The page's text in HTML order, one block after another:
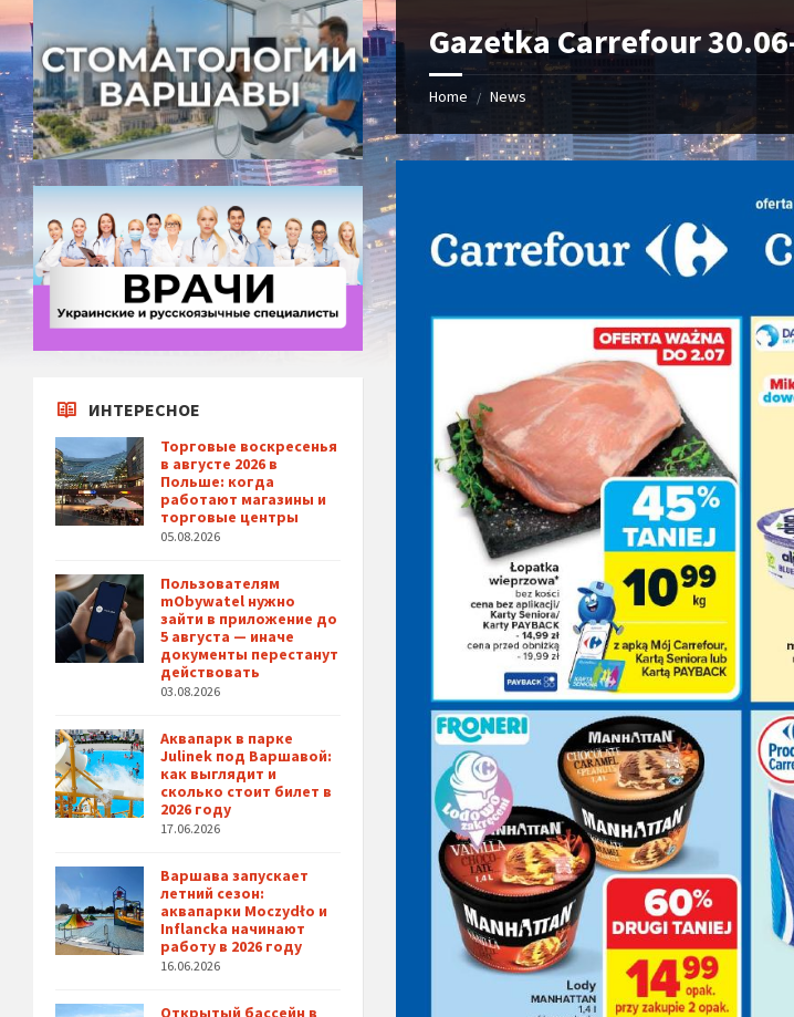
Gazetka Carrefour
Home / News
ИНТЕРЕСНОЕ
Торговые воскресенья
в августе 2026 в
Польше: когда
работают магазины и
торговые центры
05.08.2026
Пользователям
mObywatel нужно
зайти в приложение до
5 августа — иначе
документы перестанут
действовать
03.08.2026
Аквапарк в парке
Julinek под Варшавой:
как выглядит и
сколько стоит билет в
2026 году
17.06.2026
Варшава запускает
летний сезон:
аквапарки Moczydło и
Inflancka начинают
работу в 2026 году
16.06.2026